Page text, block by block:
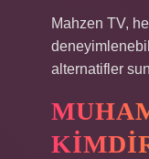
Mahzen TV,
alternatifler